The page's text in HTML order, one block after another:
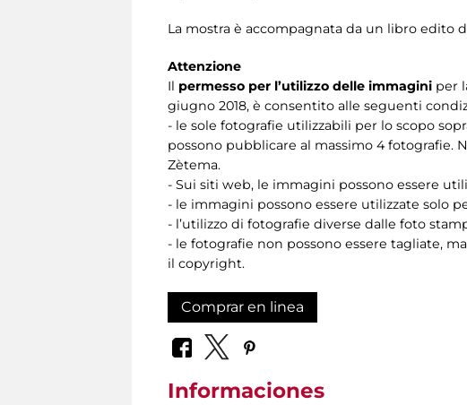
La mostra è accompagnata da un libro edito
Attenzione
Il permesso per l’utilizzo delle immagini per
giugno 2018, è consentito alle seguenti
- le sole fotografie utilizzabili per lo scopo
possono pubblicare al massimo 4 fotografie.
Zètema.
- Sui siti web, le immagini possono essere
- le immagini possono essere utilizzate solo
- l’utilizzo di fotografie diverse dalle foto
- le fotografie non possono essere tagliate,
il copyright.
Comprar en linea
Informaciones